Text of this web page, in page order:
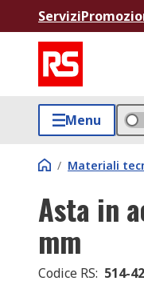
Servizi
Menu
/ Materiali
Asta in
mm
Codice RS: 514-